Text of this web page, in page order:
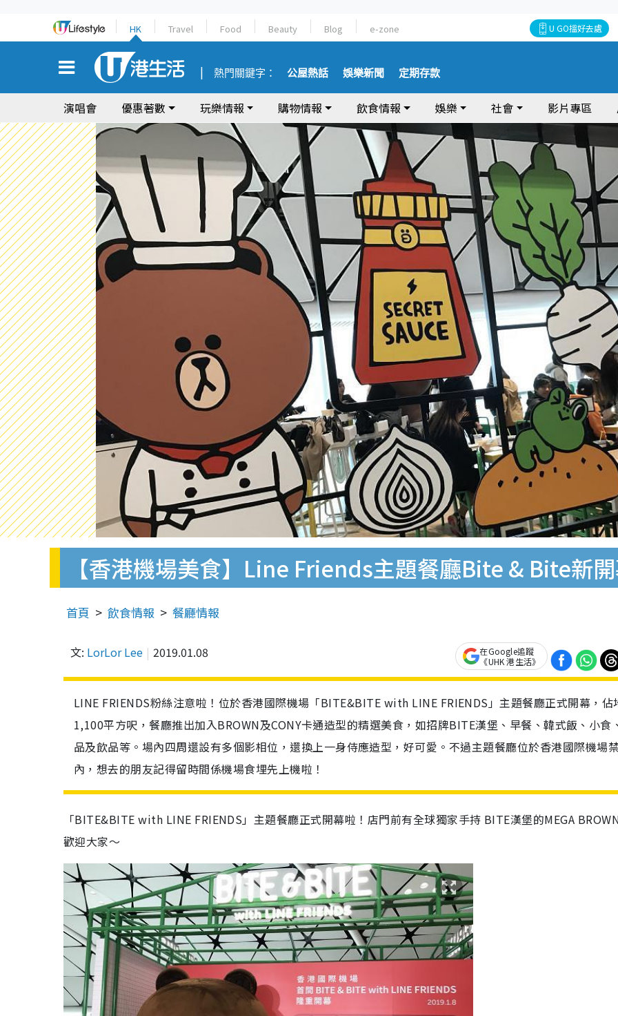
HK Travel Food Beauty Blog e-zone U GO搵好去處
熱門關鍵字： 公屋熱話 娛樂新聞 定期存款
演唱會 優惠著數 玩樂情報 購物情報 飲食情報 娛樂 社會 影片專區
【香港機場美食】Line Friends主題餐廳Bite & Bite新
首頁 飲食情報 餐廳情報
文: LorLor Lee 2019.01.08
在Google追蹤
《UHK 港生活》
LINE FRIENDS粉絲注意啦！位於香港國際機場「BITE&BITE with LINE FRIENDS」主題餐廳正式開幕，佔
1,100平方呎，餐廳推出加入BROWN及CONY卡通造型的精選美食，如招牌BITE漢堡、早餐、韓式飯、小食
品及飲品等。場內四周還設有多個影相位，還換上一身侍應造型，好可愛。不過主題餐廳位於香港國際機場
內，想去的朋友記得留時間係機場食埋先上機啦！
「BITE&BITE with LINE FRIENDS」主題餐廳正式開幕啦！店門前有全球獨家手持 BITE漢堡的MEGA
歡迎大家～